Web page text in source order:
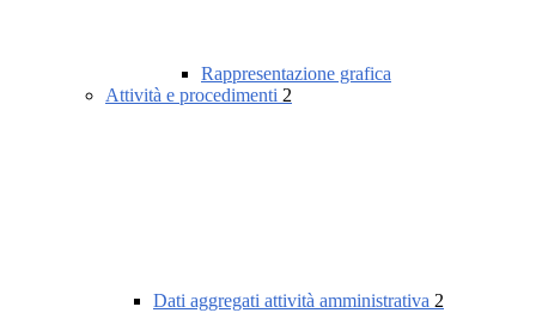
Rappresentazione grafica
Attività e procedimenti 2
Dati aggregati attività amministrativa 2